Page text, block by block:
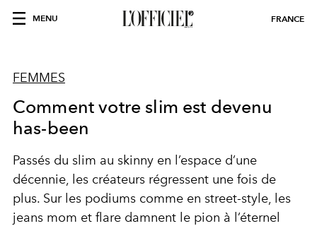
MENU FRANCE
FEMMES
Comment votre slim est devenu
has-been
Passés du slim au skinny en l’espace d’une
décennie, les créateurs régressent une fois de
plus. Sur les podiums comme en street-style, les
jeans mom et flare damnent le pion à l’éternel